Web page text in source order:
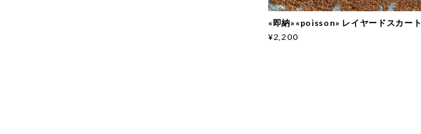
«即納»«poisson» レイヤードスカート
¥2,200